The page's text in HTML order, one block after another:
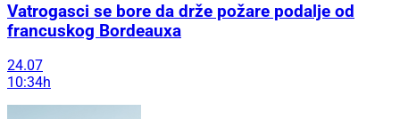
Vatrogasci se bore da drže požare podalje od
francuskog Bordeauxa
24.07
10:34h